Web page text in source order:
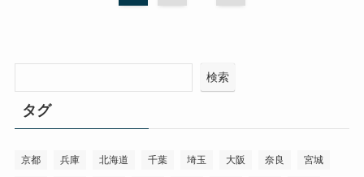
検索
タグ
京都 兵庫 北海道 千葉 埼玉 大阪 奈良 宮城